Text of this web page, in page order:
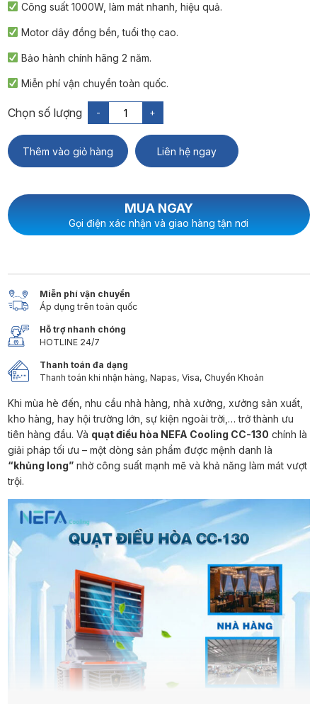
Công suất 1000W, làm mát nhanh, hiệu quả.
Motor dây đồng bền, tuổi thọ cao.
Bảo hành chính hãng 2 năm.
Miễn phí vận chuyển toàn quốc.
- +
Thêm vào giỏ hàng Liên hệ ngay
MUA NGAY
Gọi điện xác nhận và giao hàng tận nơi
Miễn phí vận chuyển
Áp dụng trên toàn quốc
Hỗ trợ nhanh chóng
HOTLINE 24/7
Thanh toán đa dạng
Thanh toán khi nhận hàng, Napas, Visa, Chuyển Khoản
Khi mùa hè đến, nhu cầu nhà hàng, nhà xưởng, xưởng sản xuất,
kho hàng, hay hội trường lớn, sự kiện ngoài trời,… trở thành ưu
tiên hàng đầu. Và quạt điều hòa NEFA Cooling CC-130 chính là
giải pháp tối ưu – một dòng sản phẩm được mệnh danh là
“khủng long”nhờ công suất mạnh mẽ và khả năng làm mát vượt
trội.